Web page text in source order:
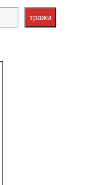
тражи